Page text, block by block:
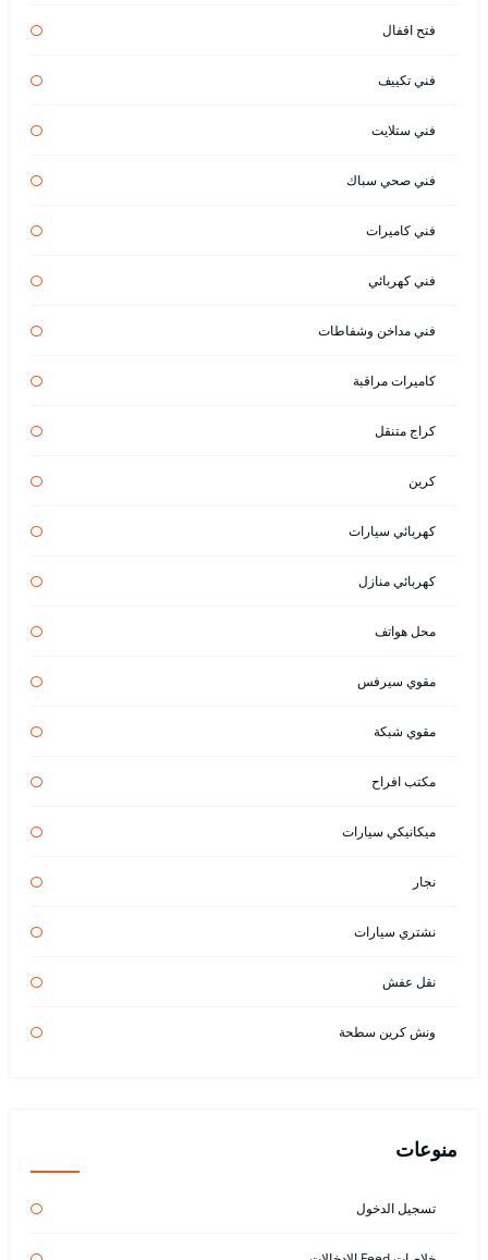
فتح اقفال
فني تكييف
فني ستلايت
فني صحي سباك
فني كاميرات
فني كهربائي
فني مداخن وشفاطات
كاميرات مراقبة
كراج متنقل
كرين
كهربائي سيارات
كهربائي منازل
محل هواتف
مقوي سيرفس
مقوي شبكة
مكتب افراح
ميكانيكي سيارات
نجار
نشتري سيارات
نقل عفش
ونش كرين سطحة
منوعات
تسجيل الدخول